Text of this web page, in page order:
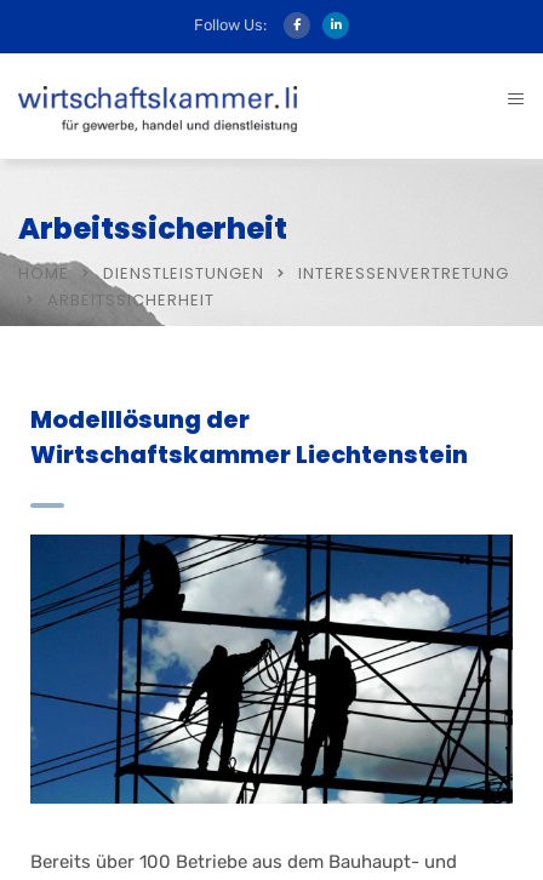
Follow Us:
Arbeitssicherheit
HOME DIENSTLEISTUNGEN
INTERESSENVERTRETUNG
ARBEITSSICHERHEIT
Modelllösung der
Wirtschaftskammer Liechtenstein
Bereits über 100 Betriebe aus dem Bauhaupt- und